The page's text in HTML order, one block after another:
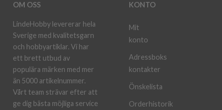
OM OSS
LindeHobby levererar hela
Sverige med kvalitetsgarn
och hobbyartiklar. Vi har
ett brett utbud av
populära märken med mer
än 5000 artikelnummer.
Vårt team strävar efter att
ge dig bästa möjliga service
KONTO
Mit
konto
Adressboks
kontakter
Önskelista
Orderhistorik